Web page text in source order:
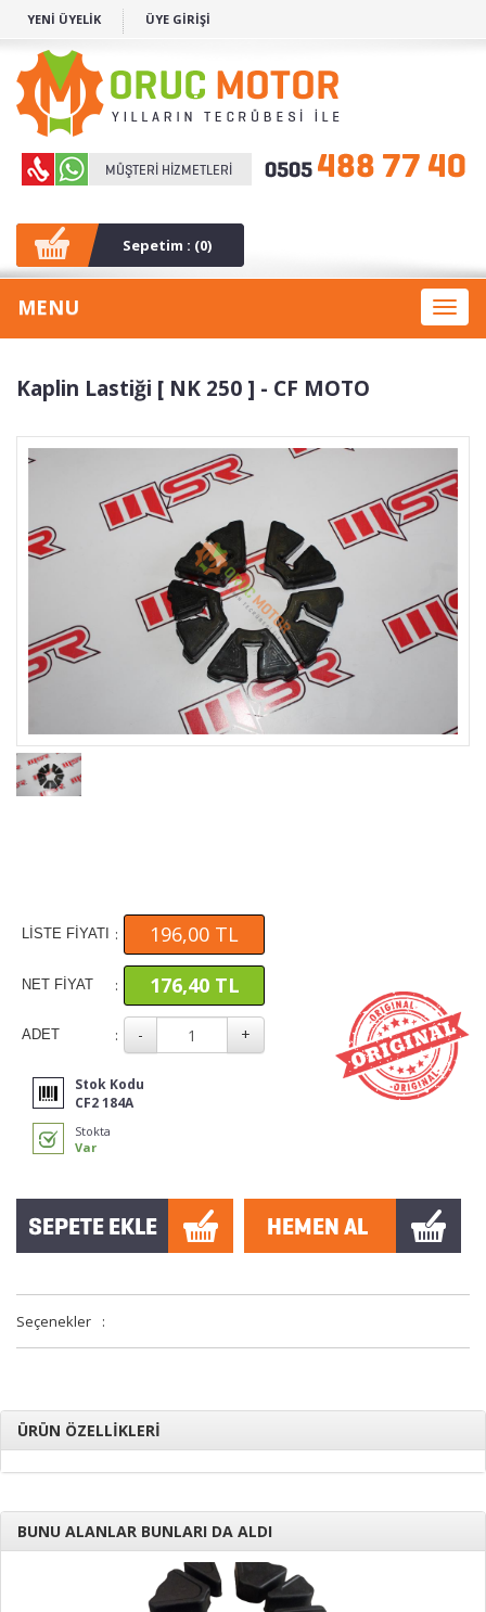
YENİ ÜYELİK ÜYE GİRİŞİ
Sepetim : (0)
Toggle
MENU
Kaplin Lastiği [ NK 250 ] - CF MOTO
LİSTE FİYATI : 196,00 TL
NET FİYAT : 176,40 TL
ADET :
Stok Kodu
CF2 184A
Stokta
Var
Seçenekler :
ÜRÜN ÖZELLİKLERİ
BUNU ALANLAR BUNLARI DA ALDI